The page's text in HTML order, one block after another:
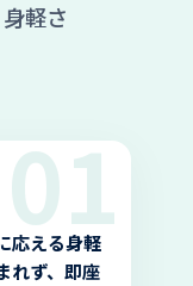
軽さ
01
応える身軽
れず、即座